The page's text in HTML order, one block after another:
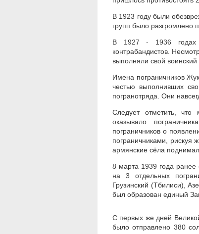
В 1923 году были
групп было разгромлено
В 1927 - 1936 годах
контрабандистов.
выполняли свой воинский
Имена пограничников
честью выполнивших
погранотряда. Они
Следует отметить, что
оказывало
пограничников о
пограничниками, рискуя
армянские сёла
8 марта 1939 года ранее
на 3 отдельных
Грузинский (Тбилиси),
был образован единый
С первых же дней
было отправлено 380